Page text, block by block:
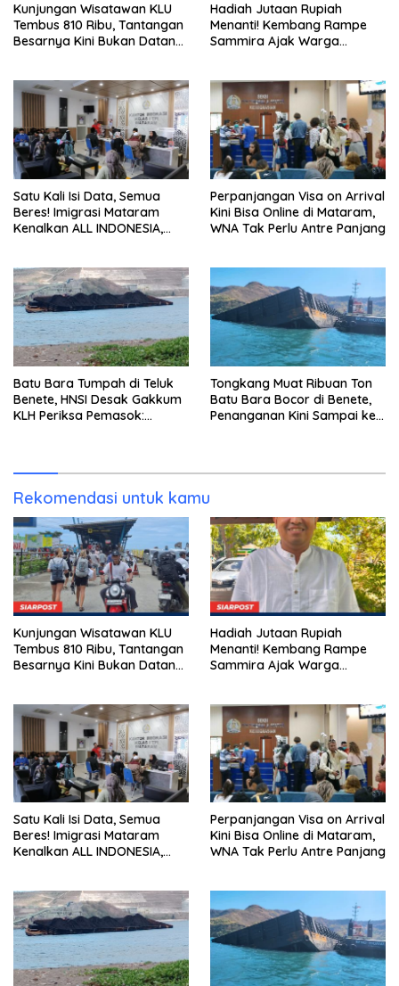
Kunjungan Wisatawan KLU
Tembus 810 Ribu, Tantangan
Besarnya Kini Bukan Datang,
Hadiah Jutaan Rupiah
Menanti! Kembang Rampe
Sammira Ajak Warga
Satu Kali Isi Data, Semua
Beres! Imigrasi Mataram
Kenalkan ALL INDONESIA,
Internasional
Perpanjangan Visa on Arrival
Kini Bisa Online di Mataram,
WNA Tak Perlu Antre Panjang
Batu Bara Tumpah di Teluk
Benete, HNSI Desak Gakkum
KLH Periksa Pemasok:
Tongkang Muat Ribuan Ton
Batu Bara Bocor di Benete,
Penanganan Kini Sampai ke
Rekomendasi untuk kamu
Kunjungan Wisatawan KLU
Tembus 810 Ribu, Tantangan
Besarnya Kini Bukan Datang,
Hadiah Jutaan Rupiah
Menanti! Kembang Rampe
Sammira Ajak Warga
Satu Kali Isi Data, Semua
Beres! Imigrasi Mataram
Kenalkan ALL INDONESIA,
Internasional
Perpanjangan Visa on Arrival
Kini Bisa Online di Mataram,
WNA Tak Perlu Antre Panjang